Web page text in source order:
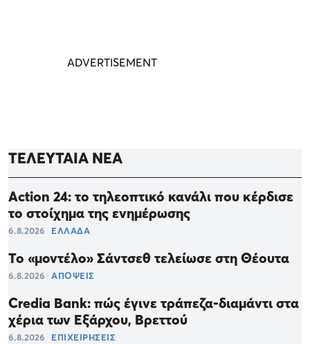
ΤΕΛΕΥΤΑΙΑ ΝΕΑ
Action 24: το τηλεοπτικό κανάλι που κέρδισε
το στοίχημα της ενημέρωσης
6.8.2026 ΕΛΛΑΔΑ
Το «μοντέλο» Σάντσεθ τελείωσε στη Θέουτα
6.8.2026 ΑΠΟΨΕΙΣ
Credia Bank: πώς έγινε τράπεζα-διαμάντι στα
χέρια των Εξάρχου, Βρεττού
6.8.2026 ΕΠΙΧΕΙΡΗΣΕΙΣ